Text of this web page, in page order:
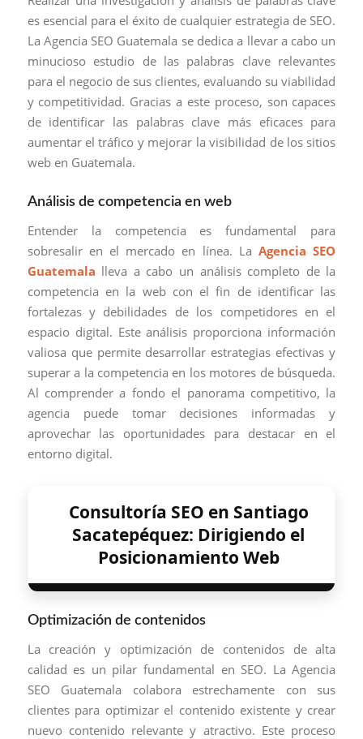
es esencial para el éxito de cualquier estrategia de SEO.
La Agencia SEO Guatemala se dedica a llevar a cabo un
minucioso estudio de las palabras clave relevantes
para el negocio de sus clientes, evaluando su viabilidad
y competitividad. Gracias a este proceso, son capaces
de identificar las palabras clave más eficaces para
aumentar el tráfico y mejorar la visibilidad de los sitios
web en Guatemala.
Análisis de competencia en web
Entender la competencia es fundamental para
sobresalir en el mercado en línea. LaAgencia SEO
Guatemala lleva a cabo un análisis completo de la
competencia en la web con el fin de identificar las
fortalezas y debilidades de los competidores en el
espacio digital. Este análisis proporciona información
valiosa que permite desarrollar estrategias efectivas y
superar a la competencia en los motores de búsqueda.
Al comprender a fondo el panorama competitivo, la
agencia puede tomar decisiones informadas y
aprovechar las oportunidades para destacar en el
entorno digital.
Consultoría SEO en Santiago
Sacatepéquez: Dirigiendo el
Posicionamiento Web
Optimización de contenidos
La creación y optimización de contenidos de alta
calidad es un pilar fundamental en SEO. La Agencia
SEO Guatemala colabora estrechamente con sus
clientes para optimizar el contenido existente y crear
nuevo contenido relevante y atractivo. Este proceso